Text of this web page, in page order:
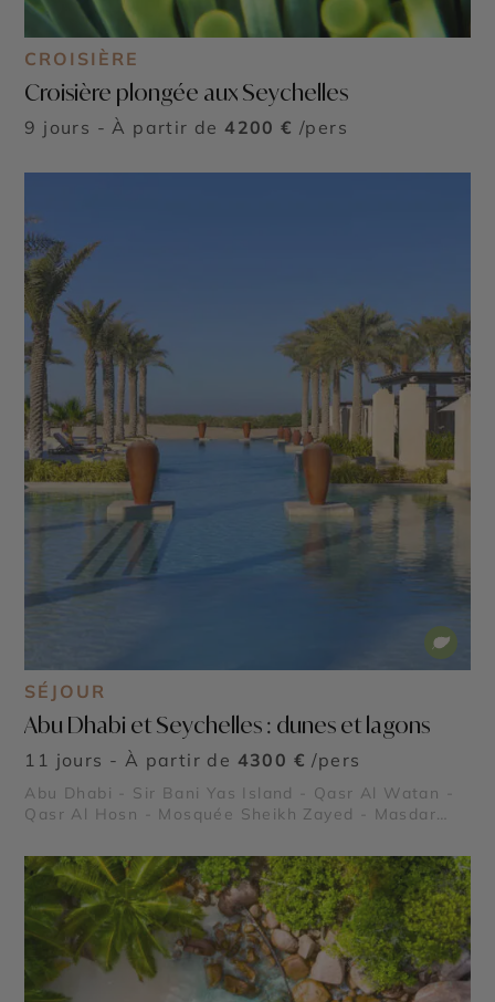
CROISIÈRE
Croisière plongée aux Seychelles
9 jours - À partir de 4200 € /pers
SÉJOUR
Abu Dhabi et Seychelles : dunes et lagons
11 jours - À partir de 4300 € /pers
Abu Dhabi - Sir Bani Yas Island - Qasr Al Watan -
Qasr Al Hosn - Mosquée Sheikh Zayed - Masdar
Emirates Palace Mandarin Oriental - Al Ain Oasis -
Saadiyat Island